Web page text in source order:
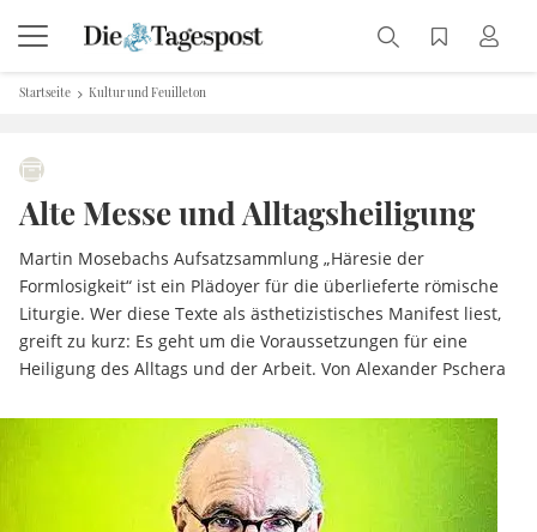
Startseite Kultur und Feuilleton
Alte Messe und Alltagsheiligung
Martin Mosebachs Aufsatzsammlung „Häresie der
Formlosigkeit“ ist ein Plädoyer für die überlieferte römische
Liturgie. Wer diese Texte als ästhetizistisches Manifest liest,
greift zu kurz: Es geht um die Voraussetzungen für eine
Heiligung des Alltags und der Arbeit. Von Alexander Pschera